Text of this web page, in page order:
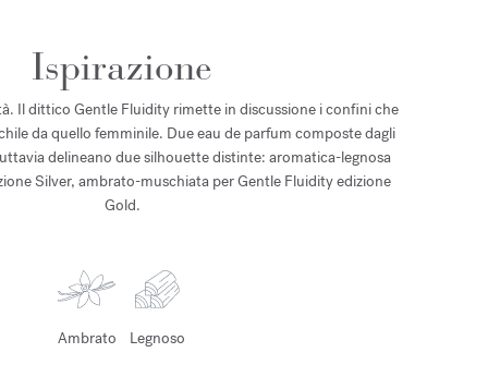
Ispirazione
Il dittico Gentle Fluidity rimette in discussione i confini che
da quello femminile. Due eau de parfum composte dagli
delineano due silhouette distinte: aromatica-legnosa
Silver, ambrato-muschiata per Gentle Fluidity edizione
Gold.
Ambrato Legnoso